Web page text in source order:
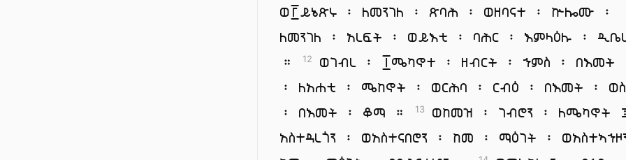
ወ፫ይኔጽሩ ፡ ለመንገለ ፡ ጽባሕ ፡ ወዘባናተ ፡ ኵሎሙ ፡
ለመንገለ ፡ አረፍት ፡ ወይእቲ ፡ ባሕር ፡ እምላዕሉ ፡
።
12
ወገብረ ፡ ፲ሜካኖተ ፡ ዘብርት ፡ ኀምስ ፡ በእመት
፡ ለአሐቲ ፡ ሜከኖት ፡ ወርሕባ ፡ ርብዕ ፡ በእመት ፡
፡ በእመት ፡ ቆማ ።
13
ወከመዝ ፡ ገብሮን ፡ ለሜካኖት
አስተዳረጎን ፡ ወአስተናበሮን ፡ ከመ ፡ ማዕገት ፡